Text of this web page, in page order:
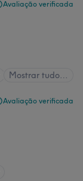
Avaliação verificada
Mostrar tudo…
Avaliação verificada